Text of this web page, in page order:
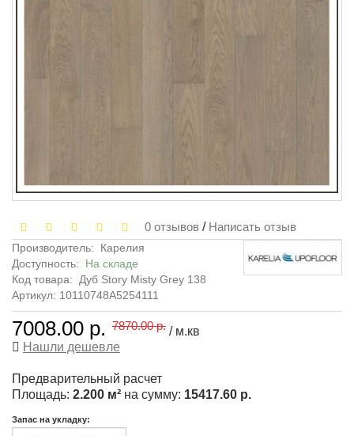
0 отзывов / Написать отзыв
Производитель:
Карелия
Доступность: На складе
Код товара:
Дуб Story Misty Grey 138
Артикул: 10110748A5254111
7008.00 р. 7870.00 р. / м.кв
Нашли дешевле
Предварительный расчет
Площадь: 2.200 м² на сумму: 15417.60 р.
Запас на укладку: